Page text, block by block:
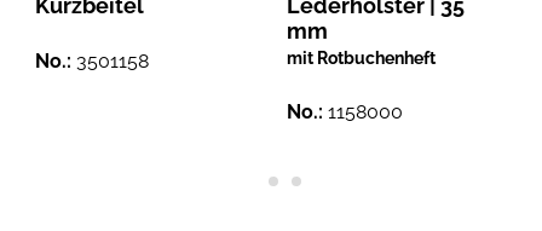
Kurzbeitel
No.: 3501158
Lederholster | 35
mm
mit Rotbuchenheft
No.: 1158000